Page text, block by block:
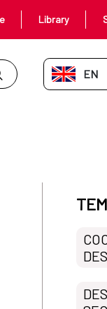
África
Library
EN-